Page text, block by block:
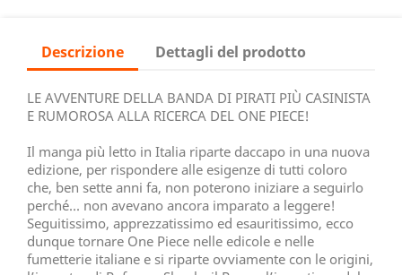
Descrizione Dettagli del prodotto
LE AVVENTURE DELLA BANDA DI PIRATI PIÙ CASINISTA
E RUMOROSA ALLA RICERCA DEL ONE PIECE!
Il manga più letto in Italia riparte daccapo in una nuova
edizione, per rispondere alle esigenze di tutti coloro
che, ben sette anni fa, non poterono iniziare a seguirlo
perché... non avevano ancora imparato a leggere!
Seguitissimo, apprezzatissimo ed esauritissimo, ecco
dunque tornare One Piece nelle edicole e nelle
fumetterie italiane e si riparte ovviamente con le origini,